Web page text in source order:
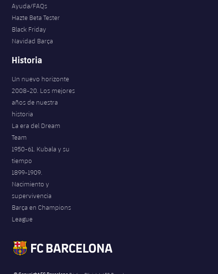
Ayuda/FAQs
Hazte Beta Tester
Black Friday
Navidad Barça
Historia
Un nuevo horizonte
2008-20. Los mejores
años de nuestra
historia
La era del Dream
Team
1950-61. Kubala y su
tiempo
1899-1909.
Nacimiento y
supervivencia
Barça en Champions
League